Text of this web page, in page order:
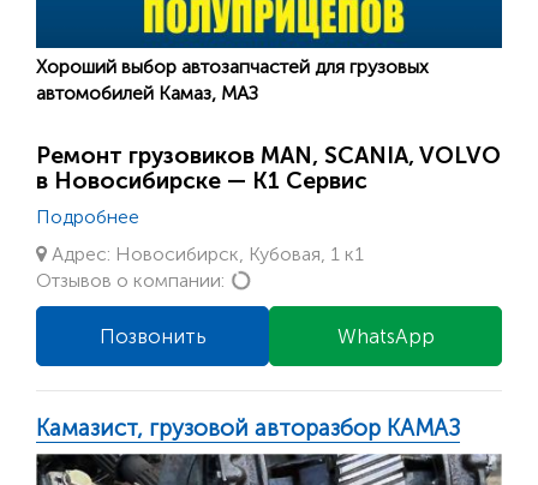
Хороший выбор автозапчастей для грузовых
автомобилей ​Камаз​, МАЗ
Ремонт грузовиков MAN, SCANIA, VOLVO
в Новосибирске — К1 Сервис
Подробнее
Адрес: Новосибирск, Кубовая, 1 к1
Отзывов о компании:
WhatsApp
Позвонить
Камазист, грузовой авторазбор КАМАЗ